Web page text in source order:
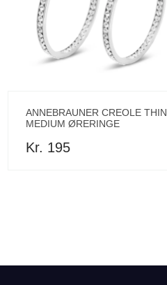
ANNEBRAUNER CREOLE THIN
MEDIUM ØRERINGE
Kr. 195